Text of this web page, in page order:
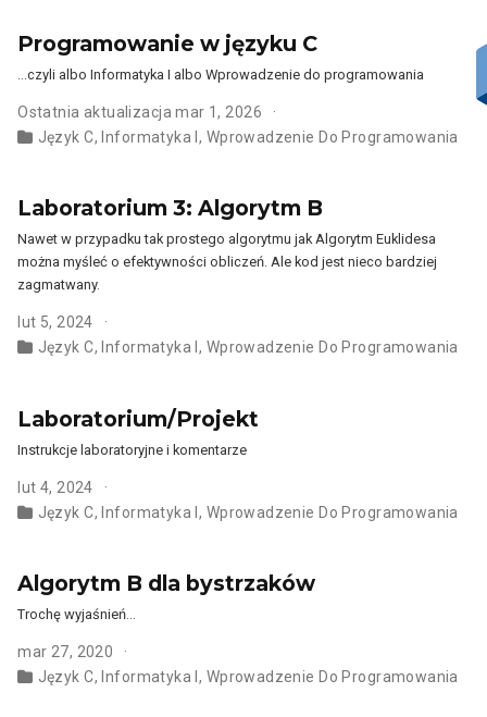
Programowanie w języku C
…czyli albo Informatyka I albo Wprowadzenie do programowania
Ostatnia aktualizacja mar 1, 2026
Język C, Informatyka I , Wprowadzenie Do Programowania
Laboratorium 3: Algorytm B
Nawet w przypadku tak prostego algorytmu jak Algorytm Euklidesa
można myśleć o efektywności obliczeń. Ale kod jest nieco bardziej
zagmatwany.
lut 5, 2024
Język C, Informatyka I , Wprowadzenie Do Programowania
Laboratorium/Projekt
Instrukcje laboratoryjne i komentarze
lut 4, 2024
Język C, Informatyka I , Wprowadzenie Do Programowania
Algorytm B dla bystrzaków
Trochę wyjaśnień…
mar 27, 2020
Język C, Informatyka I , Wprowadzenie Do Programowania